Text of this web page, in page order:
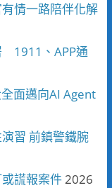
情一路陪伴化解
1911、APP通
面邁向AI Agent
習 前鎮警鐵腕
謊報案件2026